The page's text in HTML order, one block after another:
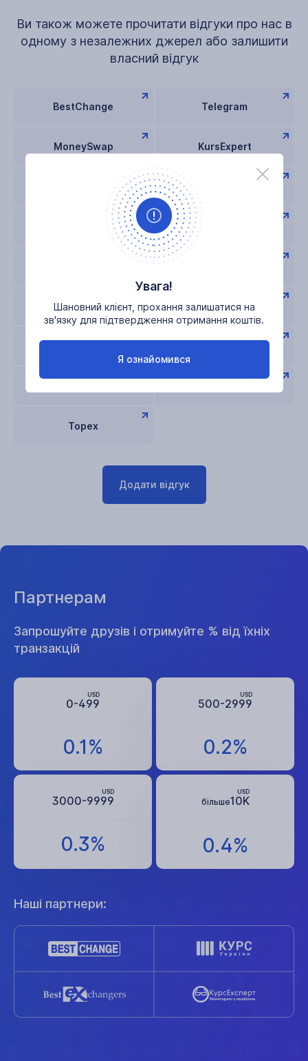
Увага!
Шановний клієнт, прохання залишатися на
зв'язку для підтвердження отримання коштів.
Я ознайомився
Ви також можете прочитати відгуки про нас в
одному з незалежних джерел або залишити
власний відгук
BestChange Telegram
MoneySwap KursExpert
crypto-control
BitsMedia OKchanger
Topex
Додати відгук
Партнерам
Запрошуйте друзів і отримуйте % від їхніх
транзакцій
USD
0-499
0.1%
USD
500-2999
0.2%
USD
3000-9999
0.3%
USD
більше10K
0.4%
Наші партнери: